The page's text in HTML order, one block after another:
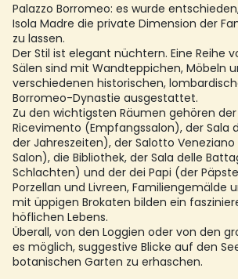
Palazzo Borromeo: es wurde
Isola Madre die private Dimension der
zu lassen.
Der Stil ist elegant nüchtern. Eine Reihe
Sälen sind mit Wandteppichen, Möbeln
verschiedenen historischen,
Borromeo-Dynastie ausgestattet.
Zu den wichtigsten Räumen gehören der
Ricevimento (Empfangssalon), der Sala
der Jahreszeiten), der Salotto
Salon), die Bibliothek, der Sala delle
Schlachten) und der dei Papi (der
Porzellan und Livreen, Familiengemälde
mit üppigen Brokaten bilden ein
höflichen Lebens.
Überall, von den Loggien oder von den
es möglich, suggestive Blicke auf den
botanischen Garten zu erhaschen.